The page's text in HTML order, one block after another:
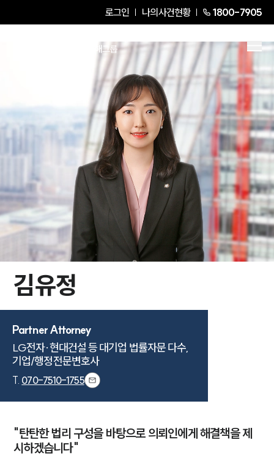
로그인 나의사건현황 1800-7905
김유정
Partner Attorney
LG전자·현대건설 등 대기업 법률자문 다수,
기업/행정전문변호사
T. 070-7510-1755
"탄탄한 법리 구성을 바탕으로 의뢰인에게 해결책을 제
시하겠습니다"